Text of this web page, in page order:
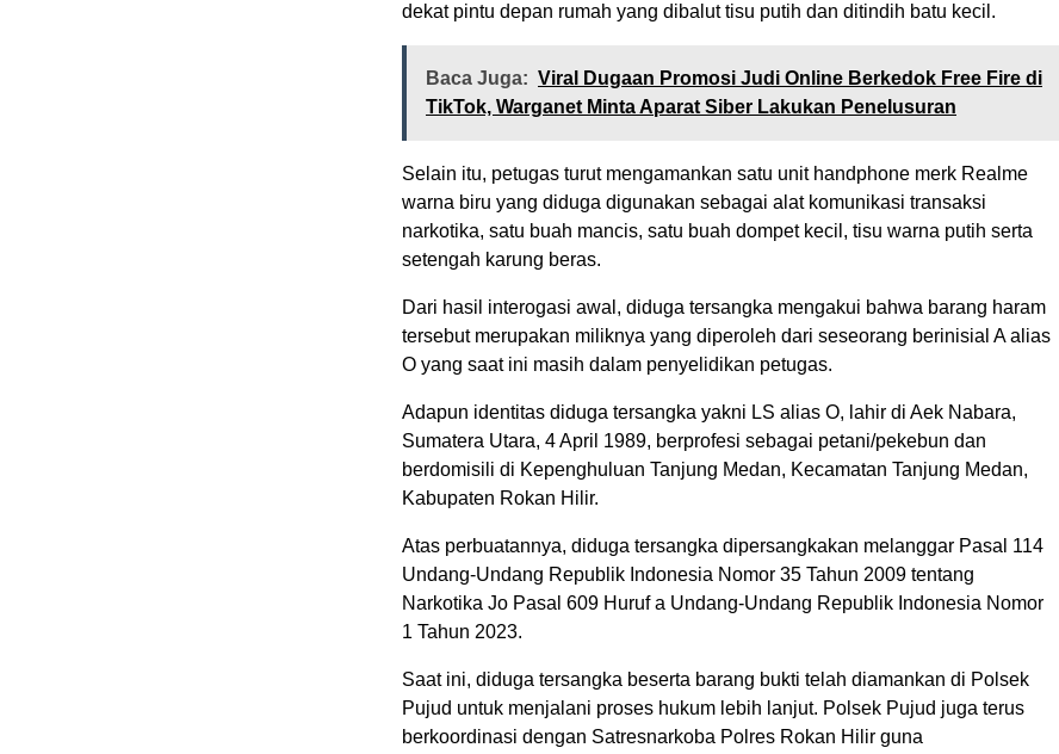
dekat pintu depan rumah yang dibalut tisu putih dan ditindih batu kecil.
Baca Juga: Viral Dugaan Promosi Judi Online Berkedok Free Fire di
TikTok, Warganet Minta Aparat Siber Lakukan Penelusuran
Selain itu, petugas turut mengamankan satu unit handphone merk Realme
warna biru yang diduga digunakan sebagai alat komunikasi transaksi
narkotika, satu buah mancis, satu buah dompet kecil, tisu warna putih serta
setengah karung beras.
Dari hasil interogasi awal, diduga tersangka mengakui bahwa barang haram
tersebut merupakan miliknya yang diperoleh dari seseorang berinisial A alias
O yang saat ini masih dalam penyelidikan petugas.
Adapun identitas diduga tersangka yakni LS alias O, lahir di Aek Nabara,
Sumatera Utara, 4 April 1989, berprofesi sebagai petani/pekebun dan
berdomisili di Kepenghuluan Tanjung Medan, Kecamatan Tanjung Medan,
Kabupaten Rokan Hilir.
Atas perbuatannya, diduga tersangka dipersangkakan melanggar Pasal 114
Undang-Undang Republik Indonesia Nomor 35 Tahun 2009 tentang
Narkotika Jo Pasal 609 Huruf a Undang-Undang Republik Indonesia Nomor
1 Tahun 2023.
Saat ini, diduga tersangka beserta barang bukti telah diamankan di Polsek
Pujud untuk menjalani proses hukum lebih lanjut. Polsek Pujud juga terus
berkoordinasi dengan Satresnarkoba Polres Rokan Hilir guna